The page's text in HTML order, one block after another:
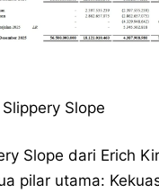
Slope
Slope dari Erich
pilar utama: